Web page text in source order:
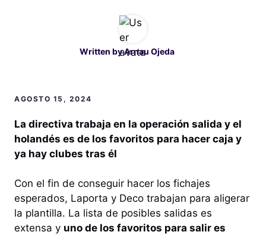
Written byArnau Ojeda
AGOSTO 15, 2024
La directiva trabaja en la operación salida y el
holandés es de los favoritos para hacer caja y
ya hay clubes tras él
Con el fin de conseguir hacer los fichajes
esperados, Laporta y Deco trabajan para aligerar
la plantilla. La lista de posibles salidas es
extensa y uno de los favoritos para salir es